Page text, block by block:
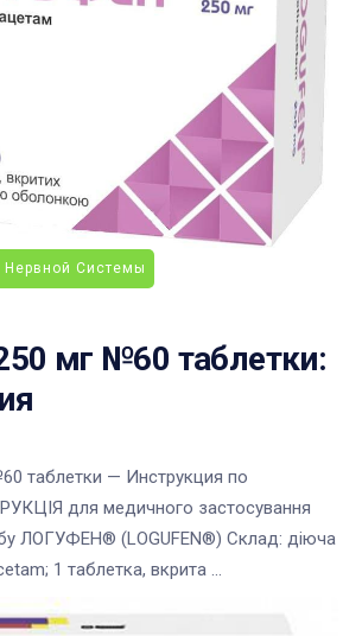
Нервной Системы
мг №60 таблетки:
таблетки — Инструкция по
для медичного застосування
ЛОГУФЕН® (LOGUFEN®) Склад: діюча
1 таблетка, вкрита ...